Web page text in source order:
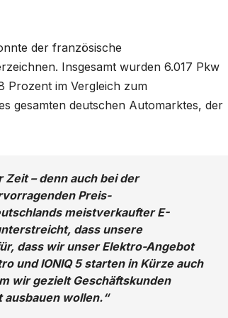
der französische
Insgesamt wurden 6.017 Pkw
Prozent im Vergleich zum
gesamten deutschen Automarktes, der
Zeit – denn auch bei der
Preis-
meistverkaufter E-
dass unsere
dass wir unser Elektro-Angebot
und IONIQ 5 starten in Kürze auch
wir gezielt Geschäftskunden
wollen.“